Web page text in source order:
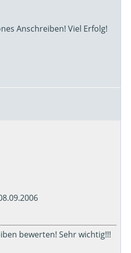
Anschreiben! Viel Erfolg!
bewerten! Sehr wichtig!!!